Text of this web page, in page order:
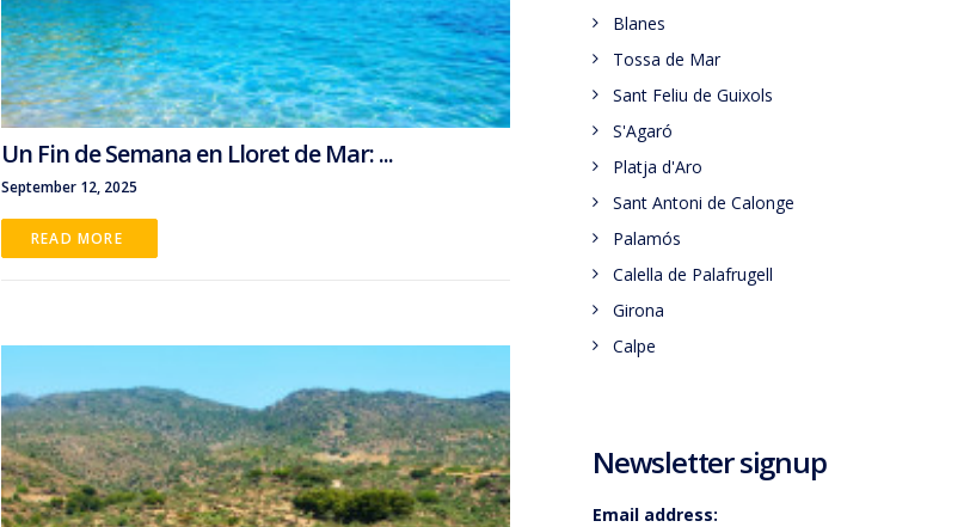
Un Fin de Semana en Lloret de Mar: ...
September 12, 2025
READ MORE
Blanes
Tossa de Mar
Sant Feliu de Guixols
S'Agaró
Platja d'Aro
Sant Antoni de Calonge
Palamós
Calella de Palafrugell
Girona
Calpe
Newsletter signup
Email address: